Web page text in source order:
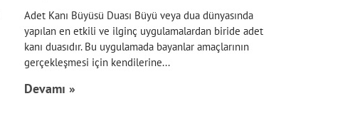
Adet Kanı Büyüsü Duası Büyü veya dua dünyasında
yapılan en etkili ve ilginç uygulamalardan biride adet
kanı duasıdır. Bu uygulamada bayanlar amaçlarının
gerçekleşmesi için kendilerine
Devamı »